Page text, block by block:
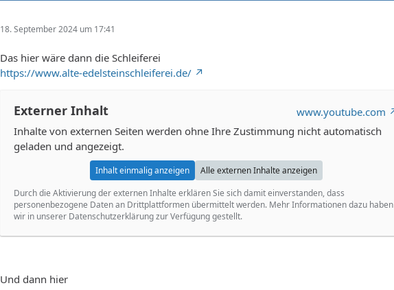
18. September 2024 um 17:41
Das hier wäre dann die Schleiferei
https://www.alte-edelsteinschleiferei.de/
Externer Inhalt
www.youtube.com
Inhalte von externen Seiten werden ohne Ihre Zustimmung nicht automatisch
geladen und angezeigt.
Inhalt einmalig anzeigen
Alle externen Inhalte anzeigen
Durch die Aktivierung der externen Inhalte erklären Sie sich damit einverstanden, dass
personenbezogene Daten an Drittplattformen übermittelt werden. Mehr Informationen dazu haben
wir in unserer Datenschutzerklärung zur Verfügung gestellt.
Und dann hier